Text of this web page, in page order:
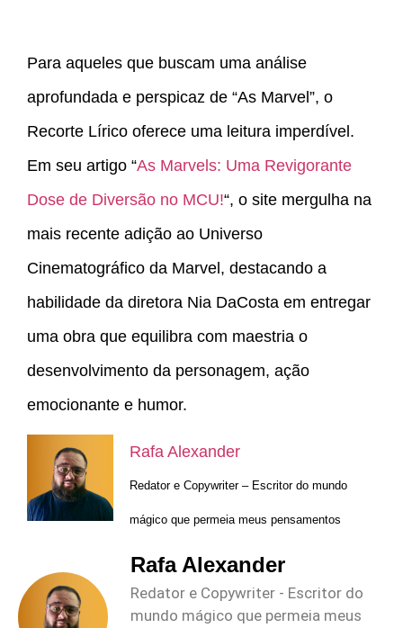
Para aqueles que buscam uma análise
aprofundada e perspicaz de “As Marvel”, o
Recorte Lírico oferece uma leitura imperdível.
Em seu artigo “As Marvels: Uma Revigorante
Dose de Diversão no MCU!“, o site mergulha na
mais recente adição ao Universo
Cinematográfico da Marvel, destacando a
habilidade da diretora Nia DaCosta em entregar
uma obra que equilibra com maestria o
desenvolvimento da personagem, ação
emocionante e humor.
Rafa Alexander
Redator e Copywriter – Escritor do mundo
mágico que permeia meus pensamentos
Rafa Alexander
Redator e Copywriter - Escritor do
mundo mágico que permeia meus